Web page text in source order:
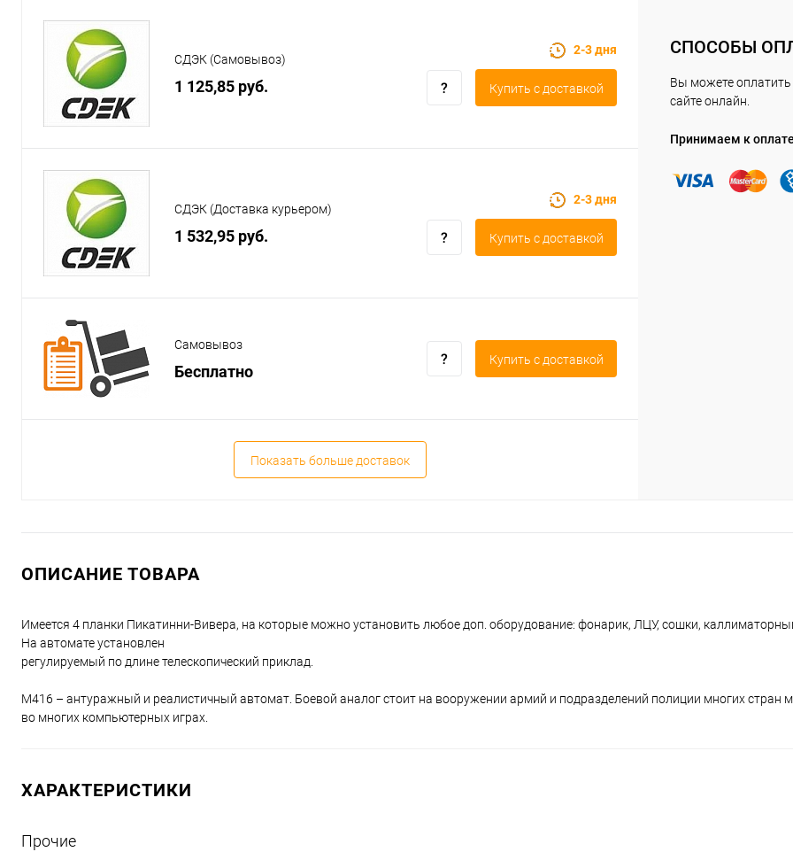
СДЭК (Самовывоз)
1 125,85 руб.
2-3 дня
Купить c доставкой
СДЭК (Доставка курьером)
1 532,95 руб.
2-3 дня
Купить c доставкой
Самовывоз
Бесплатно
Купить c доставкой
Показать больше доставок
СПОСОБЫ
Вы можете оплатить
сайте онлайн.
Принимаем к оплате
ОПИСАНИЕ ТОВАРА
Имеется 4 планки Пикатинни-Вивера, на которые можно установить любое доп. оборудование: фонарик, ЛЦУ, сошки,
На автомате установлен
регулируемый по длине телескопический приклад.
M416 – антуражный и реалистичный автомат. Боевой аналог стоит на вооружении армий и подразделений полиции многих стран
во многих компьютерных играх.
ХАРАКТЕРИСТИКИ
Прочие